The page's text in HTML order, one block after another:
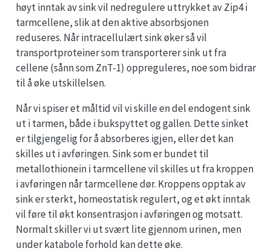
høyt inntak av sink vil nedregulere uttrykket av Zip4 i
tarmcellene, slik at den aktive absorbsjonen
reduseres. Når intracellulært sink øker så vil
transportproteiner som transporterer sink ut fra
cellene (sånn som ZnT-1) oppreguleres, noe som bidrar
til å øke utskillelsen.
Når vi spiser et måltid vil vi skille en del endogent sink
ut i tarmen, både i bukspyttet og gallen. Dette sinket
er tilgjengelig for å absorberes igjen, eller det kan
skilles ut i avføringen. Sink som er bundet til
metallothionein i tarmcellene vil skilles ut fra kroppen
i avføringen når tarmcellene dør. Kroppens opptak av
sink er sterkt, homeostatisk regulert, og et økt inntak
vil føre til økt konsentrasjon i avføringen og motsatt.
Normalt skiller vi ut svært lite gjennom urinen, men
under katabole forhold kan dette øke.